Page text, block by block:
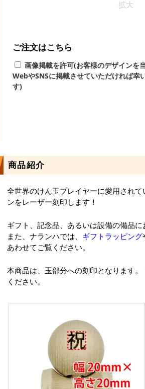
拡大
ご注文はこちら
画像掲載を許可(お客様のデザインを
WebやSNSに掲載させていただければ幸
す)
商品紹介
全世界のけん玉プレイヤーに愛用され
ンをレーザー刻印します！
ギフト、記念品、あるいは設備の備品
また、ナランハでは、 ギフトラッピング
あわせてご覧ください。
本商品は、玉部分への刻印となります。
ください。